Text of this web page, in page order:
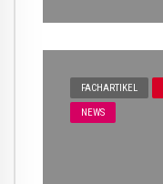
FACHARTIKEL
NEWS